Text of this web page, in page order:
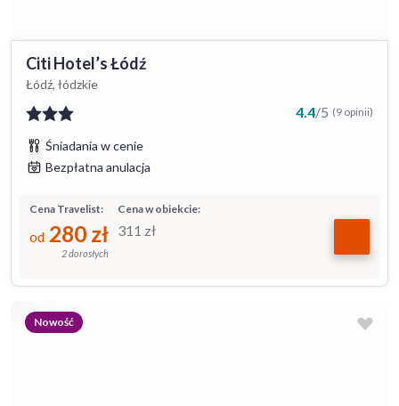
Citi Hotel’s Łódź
Łódź, łódzkie
4.4/5 (9 opinii)
Śniadania w cenie
Bezpłatna anulacja
Cena w obiekcie:
311 zł
Cena Travelist:
od 280 zł
2 dorosłych
Nowość